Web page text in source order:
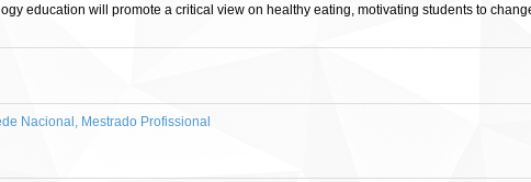
education will promote a critical view on healthy eating, motivating students to
Nacional, Mestrado Profissional